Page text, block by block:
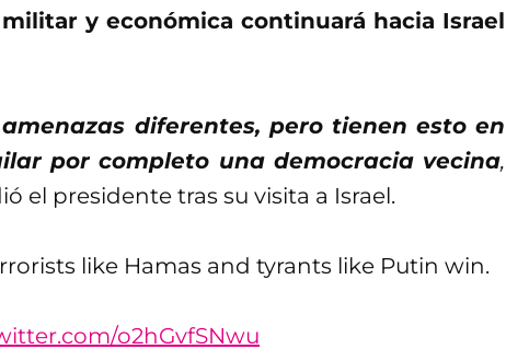
y económica continuará hacia Israel
diferentes, pero tienen esto en
por completo una democracia vecina,
el presidente tras su visita a Israel.
like Hamas and tyrants like Putin win.
o2hGvfSNwu